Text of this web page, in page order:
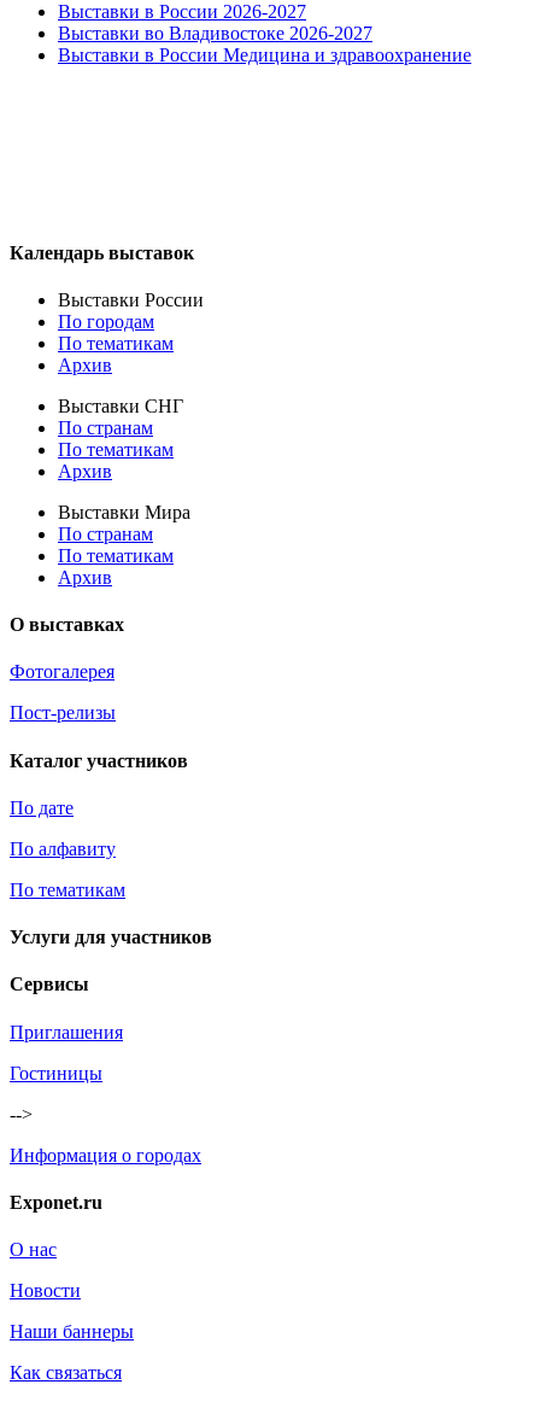
Выставки в России 2026-2027
Выставки во Владивостоке 2026-2027
Выставки в России Медицина и здравоохранение
Календарь выставок
Выставки России
По городам
По тематикам
Архив
Выставки СНГ
По странам
По тематикам
Архив
Выставки Мира
По странам
По тематикам
Архив
О выставках
Фотогалерея
Пост-релизы
Каталог участников
По дате
По алфавиту
По тематикам
Услуги для участников
Сервисы
Приглашения
Гостиницы
-->
Информация о городах
Exponet.ru
О нас
Новости
Наши баннеры
Как связаться